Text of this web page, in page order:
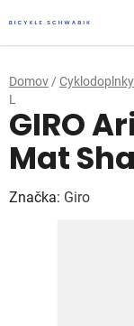
na
obsah
Domov / Cyklodoplnky
L
GIRO
Mat
Značka: Giro